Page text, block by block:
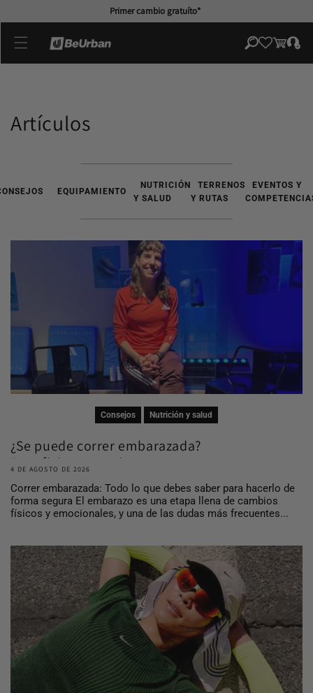
contenido
Primer cambio gratuíto*
Carrito
Iniciar
sesión
Artículos
EQUIPAMIENTO
NUTRICIÓN
Y SALUD
TERRENOS
Y RUTAS
EVENTOS Y
Consejos Nutrición y salud
¿Se puede correr embarazada?
Beneficios, consej...
4 DE AGOSTO DE 2026
Correr embarazada: Todo lo que debes saber para hacerlo de
forma segura El embarazo es una etapa llena de cambios
físicos y emocionales, y una de las dudas más frecuentes...